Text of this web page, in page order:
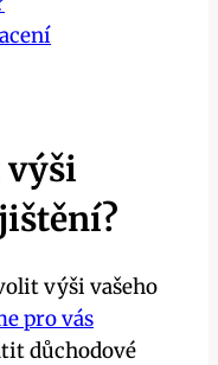
výši
výši vašeho
pro vás
důchodové